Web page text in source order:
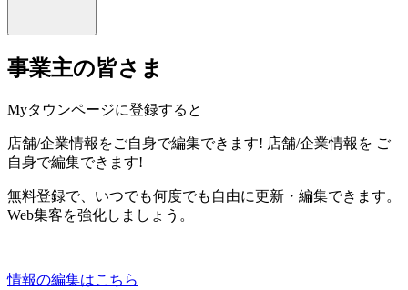
事業主の皆さま
Myタウンページに登録すると
店舗/企業情報をご自身で編集できます! 店舗/企業情報を ご
自身で編集できます!
無料登録で、いつでも何度でも自由に更新・編集できます。
Web集客を強化しましょう。
情報の編集はこちら